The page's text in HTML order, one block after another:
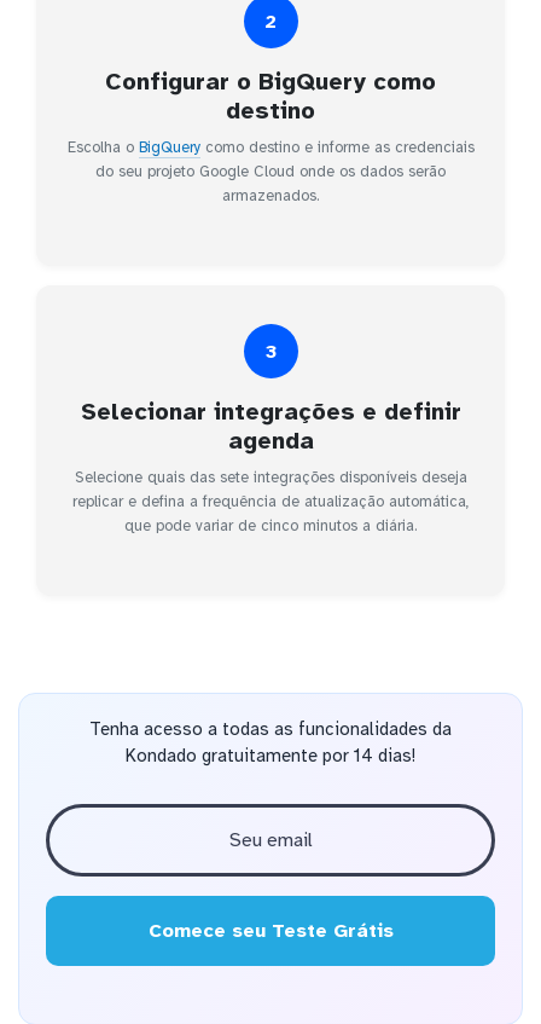
2
Configurar o BigQuery como
destino
Escolha o BigQuerycomo destino e informe as credenciais
do seu projeto Google Cloud onde os dados serão
armazenados.
3
Selecionar integrações e definir
agenda
Selecione quais das sete integrações disponíveis deseja
replicar e defina a frequência de atualização automática,
que pode variar de cinco minutos a diária.
Tenha acesso a todas as funcionalidades da
Kondado gratuitamente por 14 dias!
Comece seu Teste Grátis